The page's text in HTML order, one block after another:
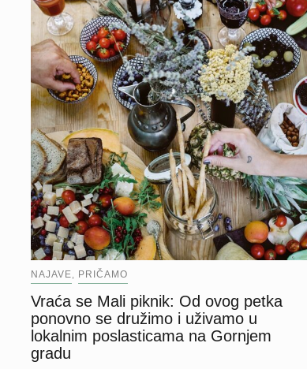
NAJAVE PRIČAMO
Vraća se Mali piknik: Od ovog petka
ponovno se družimo i uživamo u
lokalnim poslasticama na Gornjem
gradu